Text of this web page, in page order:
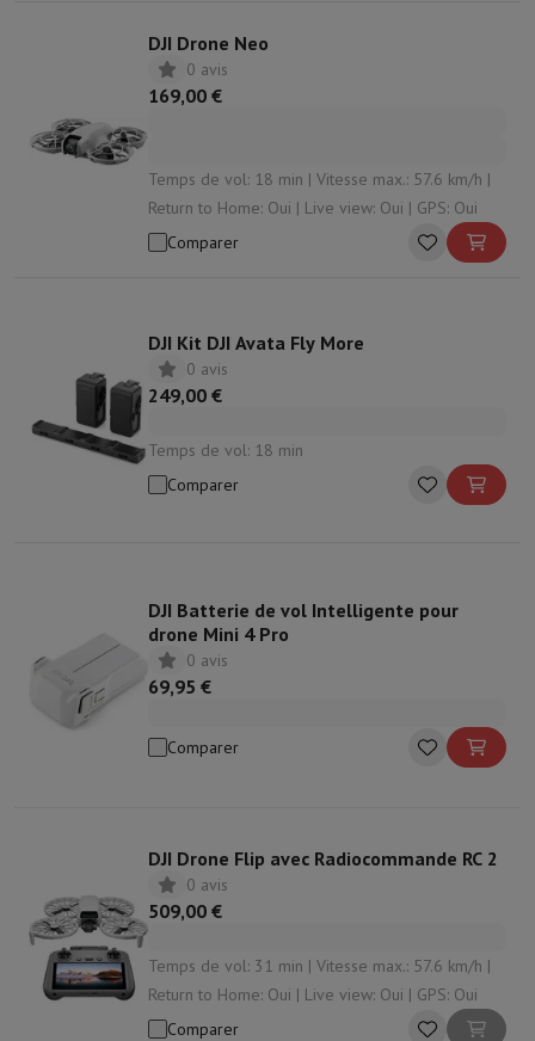
DJI Drone Neo
0 avis
169,00 €
Temps de vol: 18 min | Vitesse max.: 57.6 km/h |
Return to Home: Oui | Live view: Oui | GPS: Oui
Comparer
DJI Kit DJI Avata Fly More
0 avis
249,00 €
Temps de vol: 18 min
Comparer
DJI Batterie de vol Intelligente pour
drone Mini 4 Pro
0 avis
69,95 €
Comparer
DJI Drone Flip avec Radiocommande RC 2
0 avis
509,00 €
Temps de vol: 31 min | Vitesse max.: 57.6 km/h |
Return to Home: Oui | Live view: Oui | GPS: Oui
Comparer